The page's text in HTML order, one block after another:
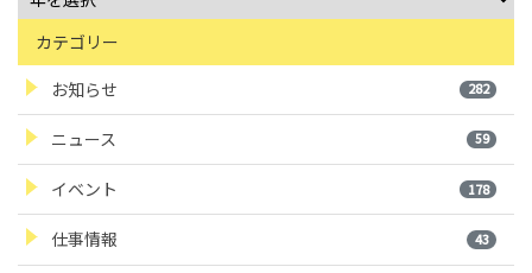
カテゴリー
お知らせ 282
ニュース 59
イベント 178
仕事情報 43